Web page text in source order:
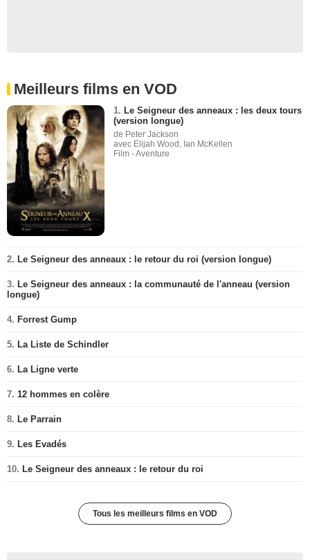
Meilleurs films en VOD
1. Le Seigneur des anneaux : les deux tours
(version longue)
de Peter Jackson
avec Elijah Wood, Ian McKellen
Film - Aventure
2. Le Seigneur des anneaux : le retour du roi (version longue)
3. Le Seigneur des anneaux : la communauté de l'anneau (version
longue)
4. Forrest Gump
5. La Liste de Schindler
6. La Ligne verte
7. 12 hommes en colère
8. Le Parrain
9. Les Evadés
10. Le Seigneur des anneaux : le retour du roi
Tous les meilleurs films en VOD